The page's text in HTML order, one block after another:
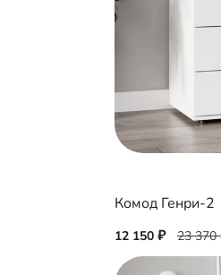
Комод Генри-2
12 150 23 370